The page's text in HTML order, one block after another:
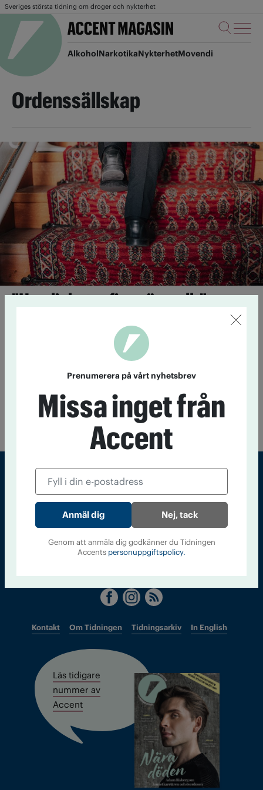
Sveriges största tidning om droger och nykterhet
AlkoholNarkotikaNykterhetMovendi
Ordenssällskap
"Hemligheter finns överallt"
"Ordenssällskap kan fylla en funktion för
många och har förutsättningar att finnas kvar ett bra tag till."
Mästare med motto
19 november 2019Inget hemligt sällskap, men ett slutet
sällskap med hemligheter. Så beskriver Fredrik Topplund,
mästare i Linköping, Tempelriddareorden.
Sveriges största tidning om droger och nykterhet
Tidningen Accent, A4, Bondegatan 21, 116 33 Stockholm
accent@iogt.se
Chefredaktör och ansvarig utgivare: Barbro Janson Lundkvist,
Kontakt Om Tidningen Tidningsarkiv In English
Läs tidigare
nummer av
Accent
Prenumerera på vårt nyhetsbrev
Missa inget från
Accent
Nej, tack
Genom att anmäla dig godkänner du Tidningen
Accents personuppgiftspolicy.